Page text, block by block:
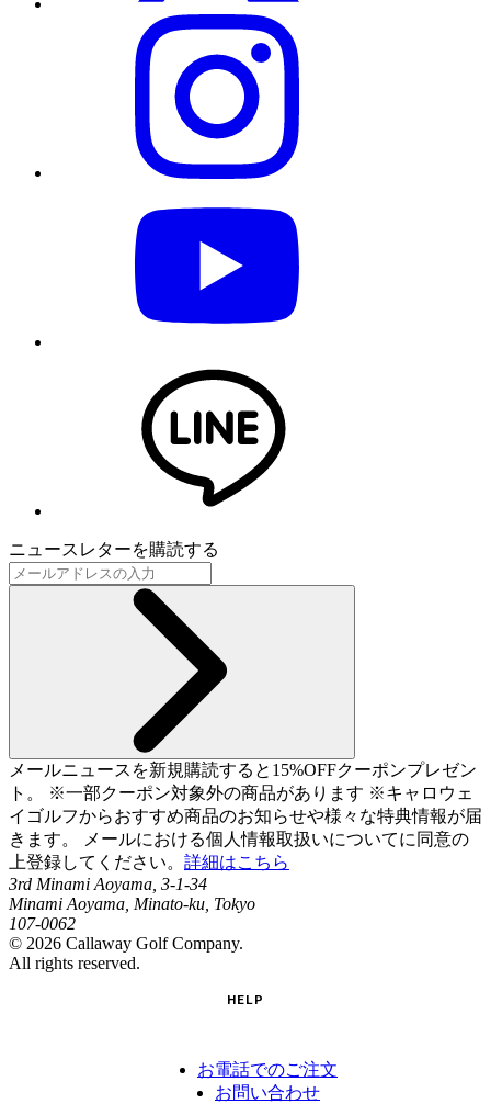
ニュースレターを購読する
メールニュースを新規購読すると15%OFFクーポンプレゼン
ト。 ※一部クーポン対象外の商品があります ※キャロウェ
イゴルフからおすすめ商品のお知らせや様々な特典情報が届
きます。 メールにおける個人情報取扱いについてに同意の
上登録してください。 詳細はこちら
3rd Minami Aoyama, 3-1-34
Minami Aoyama, Minato-ku, Tokyo
107-0062
© 2026 Callaway Golf Company.
All rights reserved.
HELP
お電話でのご注文
お問い合わせ